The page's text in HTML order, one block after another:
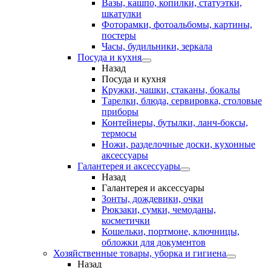
Вазы, кашпо, копилки, статуэтки,
шкатулки
Фоторамки, фотоальбомы, картины,
постеры
Часы, будильники, зеркала
Посуда и кухня
Назад
Посуда и кухня
Кружки, чашки, стаканы, бокалы
Тарелки, блюда, сервировка, столовые
приборы
Контейнеры, бутылки, ланч-боксы,
термосы
Ножи, разделочные доски, кухонные
аксессуары
Галантерея и аксессуары
Назад
Галантерея и аксессуары
Зонты, дождевики, очки
Рюкзаки, сумки, чемоданы,
косметички
Кошельки, портмоне, ключницы,
обложки для документов
Хозяйственные товары, уборка и гигиена
Назад